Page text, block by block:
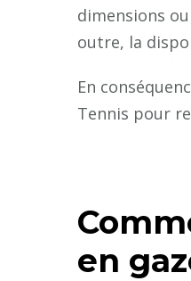
dimensions
outre, la
En
Tennis pour
en